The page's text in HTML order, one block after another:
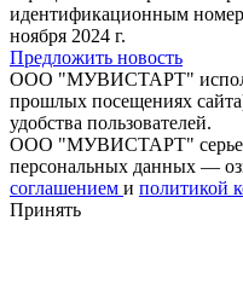
идентификационным
ноября 2024 г.
Предложить новость
ООО "МУВИСТАРТ"
прошлых посещениях
удобства пользователей.
ООО "МУВИСТАРТ"
персональных данных —
соглашением и политикой
Принять